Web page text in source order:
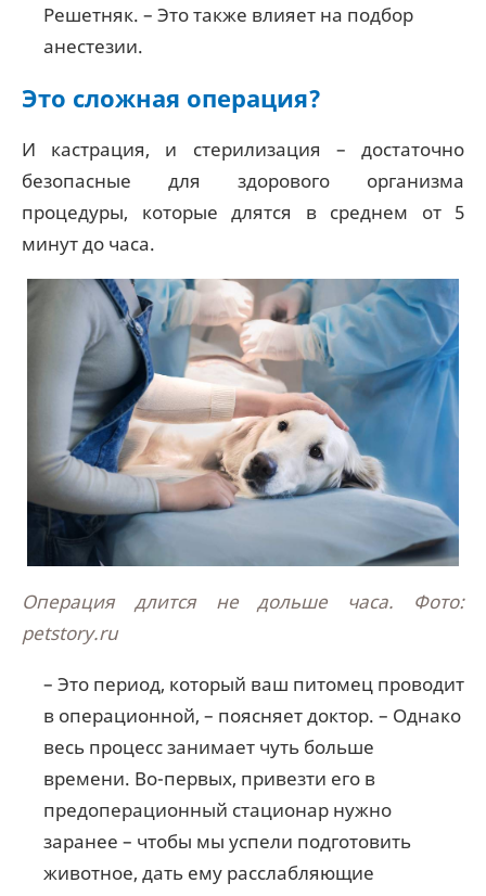
Решетняк. – Это также влияет на подбор
анестезии.
Это сложная операция?
И кастрация, и стерилизация – достаточно
безопасные для здорового организма
процедуры, которые длятся в среднем от 5
минут до часа.
Операция длится не дольше часа. Фото:
petstory.ru
– Это период, который ваш питомец проводит
в операционной, – поясняет доктор. – Однако
весь процесс занимает чуть больше
времени. Во-первых, привезти его в
предоперационный стационар нужно
заранее – чтобы мы успели подготовить
животное, дать ему расслабляющие